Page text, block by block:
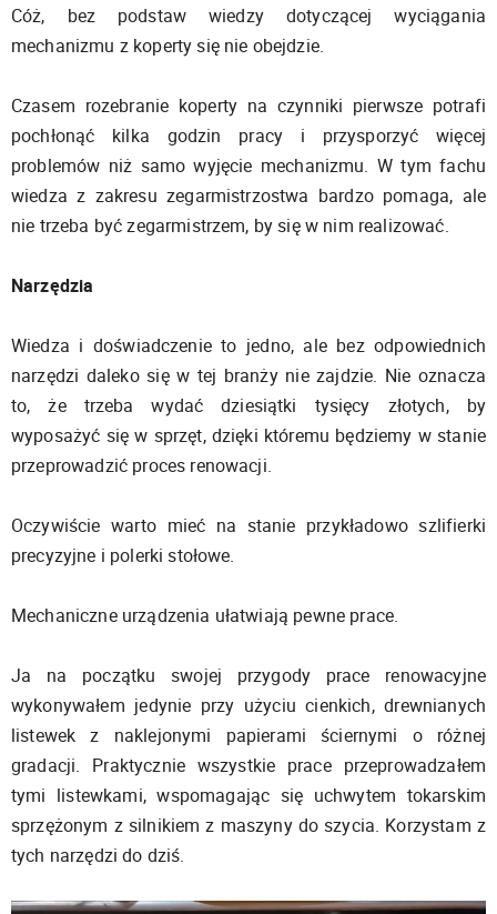
Cóż, bez podstaw wiedzy dotyczącej wyciągania
mechanizmu z koperty się nie obejdzie.
Czasem rozebranie koperty na czynniki pierwsze potrafi
pochłonąć kilka godzin pracy i przysporzyć więcej
problemów niż samo wyjęcie mechanizmu. W tym fachu
wiedza z zakresu zegarmistrzostwa bardzo pomaga, ale
nie trzeba być zegarmistrzem, by się w nim realizować.
Narzędzia
Wiedza i doświadczenie to jedno, ale bez odpowiednich
narzędzi daleko się w tej branży nie zajdzie. Nie oznacza
to, że trzeba wydać dziesiątki tysięcy złotych, by
wyposażyć się w sprzęt, dzięki któremu będziemy w stanie
przeprowadzić proces renowacji.
Oczywiście warto mieć na stanie przykładowo szlifierki
precyzyjne i polerki stołowe.
Mechaniczne urządzenia ułatwiają pewne prace.
Ja na początku swojej przygody prace renowacyjne
wykonywałem jedynie przy użyciu cienkich, drewnianych
listewek z naklejonymi papierami ściernymi o różnej
gradacji. Praktycznie wszystkie prace przeprowadzałem
tymi listewkami, wspomagając się uchwytem tokarskim
sprzężonym z silnikiem z maszyny do szycia. Korzystam z
tych narzędzi do dziś.